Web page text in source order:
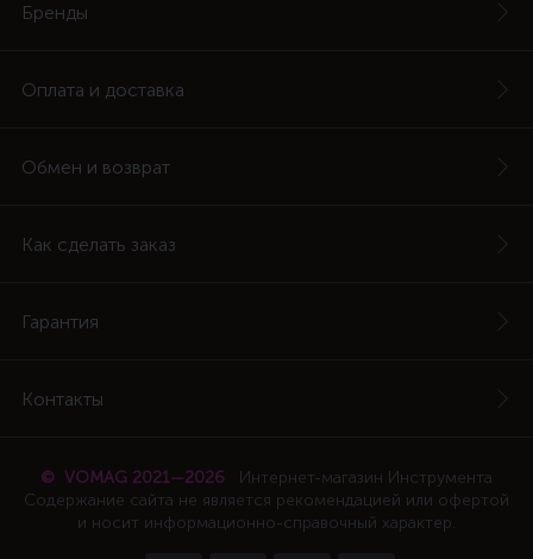
Бренды
Оплата и доставка
Обмен и возврат
Как сделать заказ
Гарантия
Контакты
© VOMAG 2021—2026
Интернет-магазин Инструмента
Содержание сайта не является рекомендацией или офертой
и носит информационно-справочный характер.